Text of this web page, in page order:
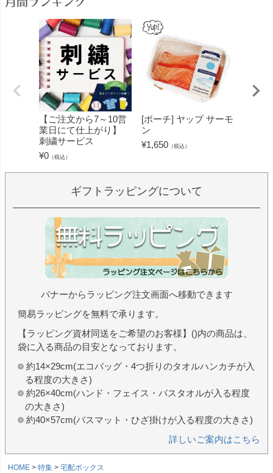
月間ランキング
【ご注文から7～10営
業日にて仕上がり】
刺繍サービス
¥0 （税込）
[ポーチ] ヤップ サーモ
ン
¥1,650 （税込）
ギフトラッピングについて
バナーからラッピング注文画面へ移動できます
簡易ラッピングを無料で承ります。
【ラッピング資材同送をご希望のお客様】()内の商品は、
袋に入る商品の目安となっております。
約14×29cm(エコバッグ・4つ折りのタオルハンカチが入
る程度の大きさ)
約26×40cm(ハンド・フェイス・バスタオルが入る程度
の大きさ)
約40×57cm(バスマット・ひざ掛けが入る程度の大きさ)
詳しいご案内はこちら
HOME 特集
宅配ボックス